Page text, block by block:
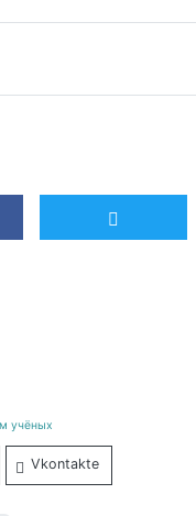
учёных
Vkontakte